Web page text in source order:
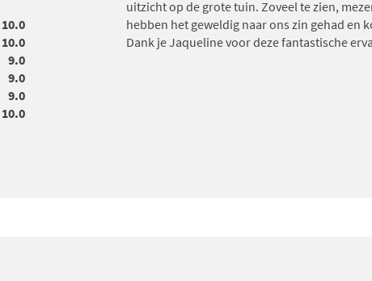
10.0
10.0
9.0
9.0
9.0
10.0
uitzicht op de grote tuin. Zoveel te zien,
hebben het geweldig naar ons zin gehad en
Dank je Jaqueline voor deze fantastische